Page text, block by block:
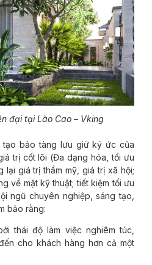
đại tại Lào Cao – Vking
tạo bảo tàng lưu giữ ký ức của
trị cốt lõi (Đa dạng hóa, tối ưu
lại giá trị thẩm mỹ, giá trị xã hội;
về mặt kỹ thuật; tiết kiệm tối ưu
ngũ chuyên nghiệp, sáng tạo,
bảo rằng:
thái độ làm việc nghiêm túc,
cho khách hàng hơn cả một